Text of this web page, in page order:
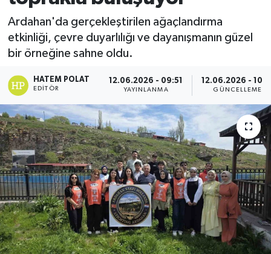
Ardahan'da gerçekleştirilen ağaçlandırma
etkinliği, çevre duyarlılığı ve dayanışmanın güzel
bir örneğine sahne oldu.
HATEM POLAT
EDITÖR
12.06.2026 - 09:51
YAYINLANMA
12.06.2026 -
GÜNCELLEME
Haber Arşivi